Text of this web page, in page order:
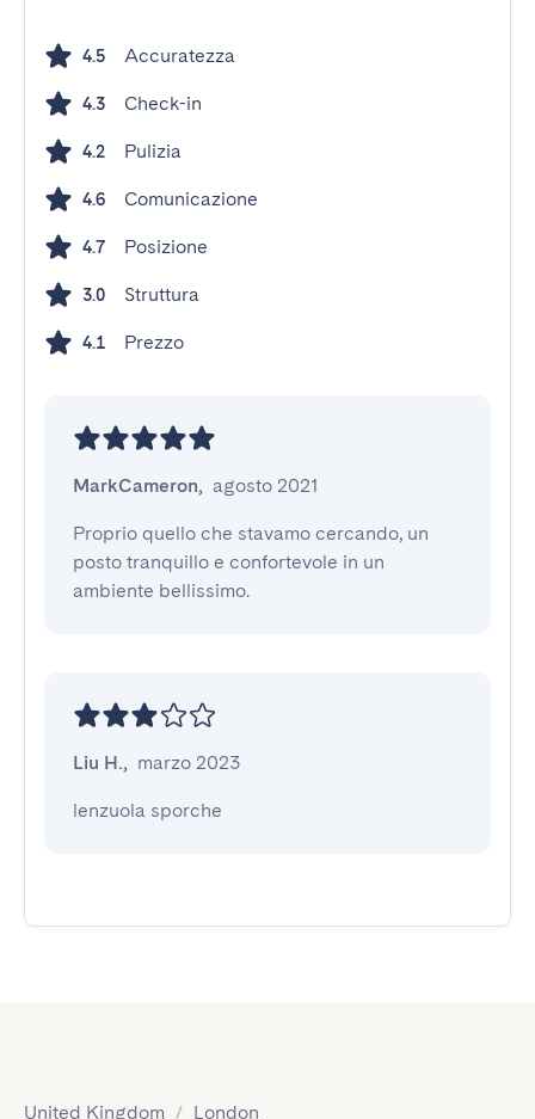
4.5 Accuratezza
4.3 Check-in
4.2 Pulizia
4.6 Comunicazione
4.7 Posizione
3.0 Struttura
4.1 Prezzo
MarkCameron, agosto 2021
Proprio quello che stavamo cercando, un
posto tranquillo e confortevole in un
ambiente bellissimo.
Liu H., marzo 2023
lenzuola sporche
United Kingdom / London